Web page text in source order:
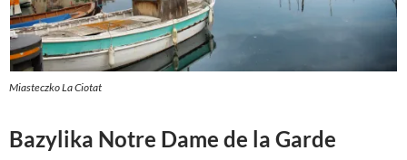
Miasteczko La Ciotat
Bazylika Notre Dame de la Garde